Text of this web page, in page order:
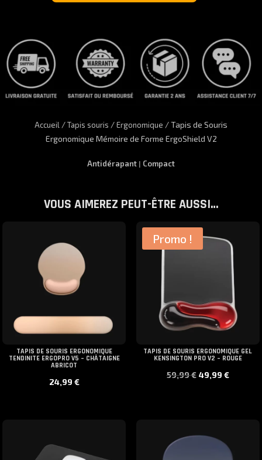
Ergonomique
Mémoire
de
Forme
Accueil /Tapis souris /Ergonomique / Tapis de Souris
Ergonomique Mémoire de Forme ErgoShield V2
Antidérapant | Compact
VOUS AIMEREZ PEUT-ÊTRE AUSSI…
TAPIS DE SOURIS ERGONOMIQUE
TENDINITE ERGOPRO V5 – CHÂTAIGNE
ABRICOT
24,99 €
Promo !
TAPIS DE SOURIS ERGONOMIQUE GEL
KENSINGTON PRO V2 – ROUGE
59,99€ Le
59,99 €.
49,99 €Le